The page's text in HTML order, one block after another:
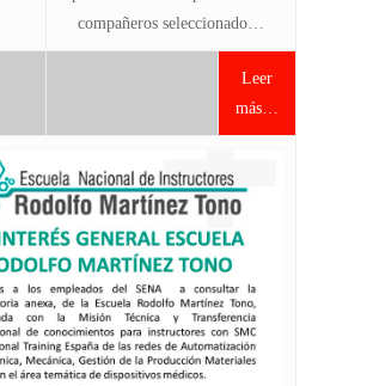
compañeros seleccionado…
Leer
más…